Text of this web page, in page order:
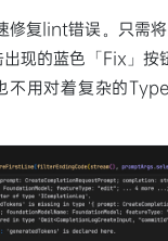
修复lint错误。只需
现的蓝色「Fix」按
不用对着复杂的